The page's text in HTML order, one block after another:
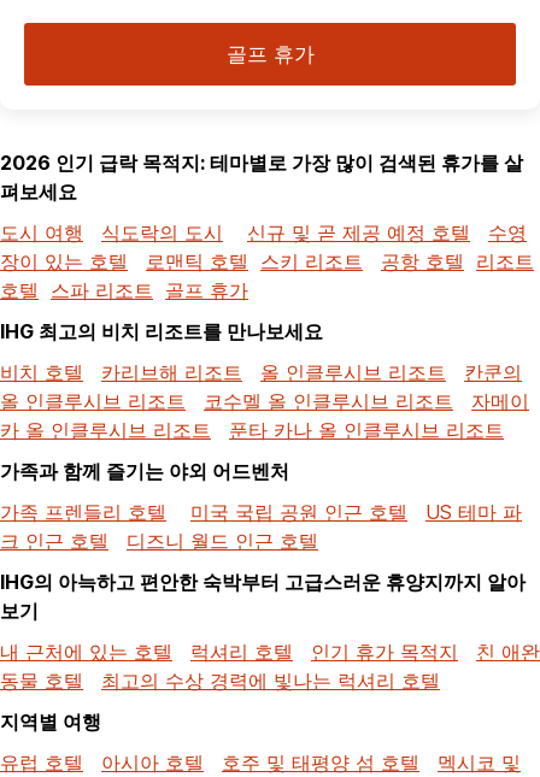
골프 휴가
2026 인기 급락 목적지: 테마별로 가장 많이 검색된 휴가를 살
펴보세요
도시 여행
식도락의 도시 신규 및 곧 제공 예정 호텔
수영
장이 있는 호텔
로맨틱 호텔 스키 리조트 공항 호텔
리조트
호텔
스파 리조트
골프 휴가
IHG 최고의 비치 리조트를 만나보세요
비치 호텔
카리브해 리조트 올 인클루시브 리조트
칸쿤의
올 인클루시브 리조트
코수멜 올 인클루시브 리조트
자메이
카 올 인클루시브 리조트
푼타 카나 올 인클루시브 리조트
가족과 함께 즐기는 야외 어드벤처
가족 프렌들리 호텔
미국 국립 공원 인근 호텔
US 테마 파
크 인근 호텔
디즈니 월드 인근 호텔
IHG의 아늑하고 편안한 숙박부터 고급스러운 휴양지까지 알아
보기
내 근처에 있는 호텔
럭셔리 호텔 인기 휴가 목적지
친 애완
동물 호텔
최고의 수상 경력에 빛나는 럭셔리 호텔
지역별 여행
유럽 호텔
아시아 호텔 호주 및 태평양 섬 호텔
멕시코 및